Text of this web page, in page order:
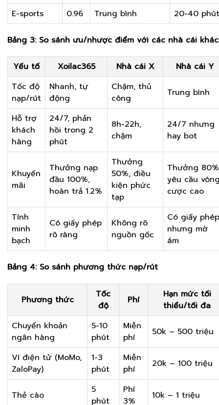
E-sports 0.96 Trung bình 20-40 phút
Bảng 3: So sánh ưu/nhược điểm với các nhà cái khác
Yếu tố Xoilac365 Nhà cái X
Nhà cái Y
Tốc độ
nạp/rút
Nhanh, tự
động
Chậm, thủ
công
Trung bình
Hỗ trợ
khách
hàng
24/7, phản
hồi trong 2
phút
8h-22h,
chậm
24/7 nhưng
hay bot
Khuyến
mãi
Thưởng nạp
đầu 100%,
hoàn trả 1.2%
Thưởng
50%, điều
kiện phức
tạp
Thưởng
yêu cầu
cược cao
Tính
minh
bạch
Có giấy phép
rõ ràng
Không rõ
nguồn gốc
Có giấy phép
nhưng mờ
ám
Bảng 4: So sánh phương thức nạp/rút
Phương thức
Tốc
độ
Phí
Hạn mức tối
thiểu/tối đa
Chuyển khoản
ngân hàng
5-10
phút
Miễn
phí
50k – 500 triệu
Ví điện tử (MoMo,
ZaloPay)
1-3
phút
Miễn
phí
20k – 100 triệu
Thẻ cào
5
phút
Phí
3%
10k – 1 triệu